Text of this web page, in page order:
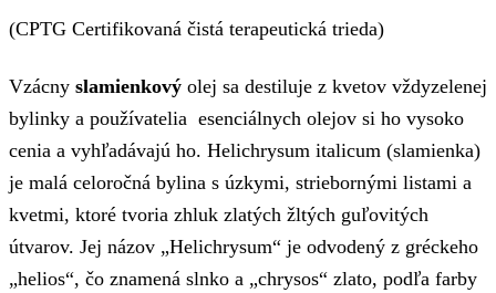
(CPTG Certifikovaná čistá terapeutická trieda)
Vzácny slamienkový olej sa destiluje z kvetov vždyzelenej
bylinky a používatelia esenciálnych olejov si ho vysoko
cenia a vyhľadávajú ho. Helichrysum italicum (slamienka)
je malá celoročná bylina s úzkymi, striebornými listami a
kvetmi, ktoré tvoria zhluk zlatých žltých guľovitých
útvarov. Jej názov „Helichrysum“ je odvodený z gréckeho
„helios“, čo znamená slnko a „chrysos“ zlato, podľa farby